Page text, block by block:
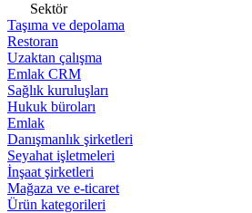
Sektör
Taşıma ve depolama
Restoran
Uzaktan çalışma
Emlak CRM
Sağlık kuruluşları
Hukuk büroları
Emlak
Danışmanlık şirketleri
Seyahat işletmeleri
İnşaat şirketleri
Mağaza ve e-ticaret
Ürün kategorileri